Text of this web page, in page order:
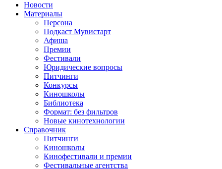
Новости
Материалы
Персона
Подкаст Мувистарт
Афиша
Премии
Фестивали
Юридические вопросы
Питчинги
Конкурсы
Киношколы
Библиотека
Формат: без фильтров
Новые кинотехнологии
Справочник
Питчинги
Киношколы
Кинофестивали и премии
Фестивальные агентства